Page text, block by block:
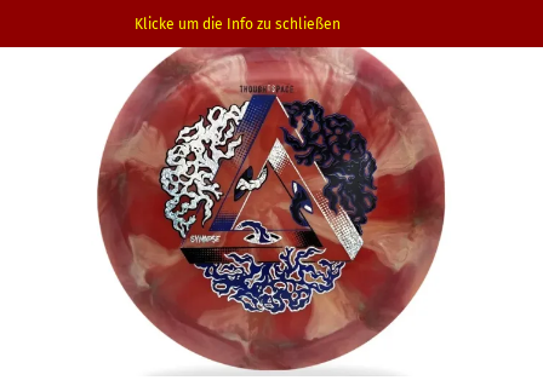
Klicke um die Info zu schließen